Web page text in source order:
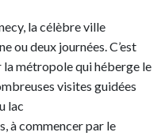
la célèbre ville
ou deux journées. C’est
la métropole qui héberge le
visites guidées
lac
à commencer par le